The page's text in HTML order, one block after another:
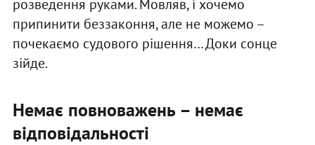
розведення руками. Мовляв, і хочемо
припинити беззаконня, але не можемо –
почекаємо судового рішення… Доки сонце
зійде.
Немає повноважень – немає
відповідальності